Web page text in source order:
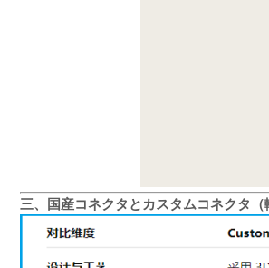
三、国産コネクタとカスタムコネクタ